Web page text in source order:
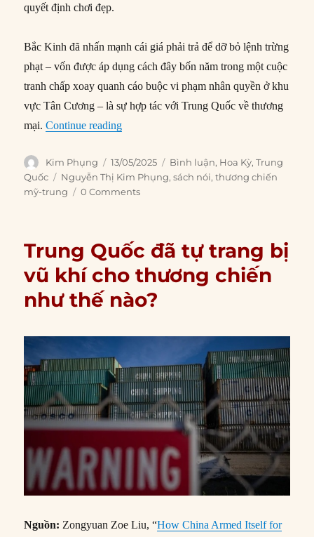
quyết định chơi đẹp.
Bắc Kinh đã nhấn mạnh cái giá phải trả để dỡ bỏ lệnh trừng
phạt – vốn được áp dụng cách đây bốn năm trong một cuộc
tranh chấp xoay quanh cáo buộc vi phạm nhân quyền ở khu
vực Tân Cương – là sự hợp tác với Trung Quốc về thương
mại.Continue reading“Cuộc tấn công ngoại giao quyến rũ của
Author
Kim Phụng
Posted
on
13/05/2025 Categories
Bình luận, Hoa Kỳ,Trung
Quốc
Tags
Nguyễn Thị Kim Phụng,sách nói,thương chiến
mỹ-trung
0 Comments
Trung Quốc đã tự trang bị
vũ khí cho thương chiến
như thế nào?
Nguồn: Zongyuan Zoe Liu, “How China Armed Itself for